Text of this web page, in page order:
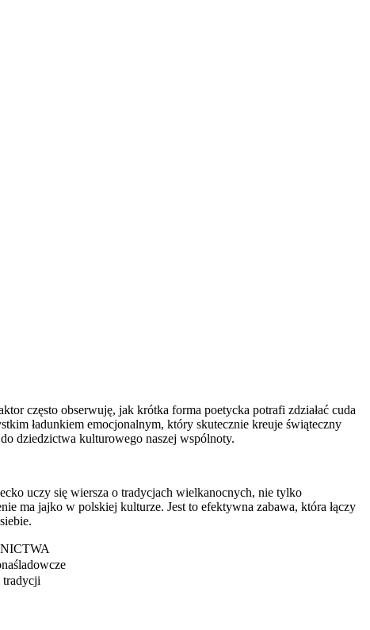
często obserwuję, jak krótka forma poetycka potrafi zdziałać cuda
ładunkiem emocjonalnym, który skutecznie kreuje świąteczny
dziedzictwa kulturowego naszej wspólnoty.
uczy się wiersza o tradycjach wielkanocnych, nie tylko
ma jajko w polskiej kulturze. Jest to efektywna zabawa, która łączy
tradycji